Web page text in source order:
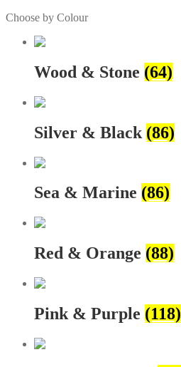
Choose by Colour
Wood & Stone (64)
Silver & Black (86)
Sea & Marine (86)
Red & Orange (88)
Pink & Purple (118)